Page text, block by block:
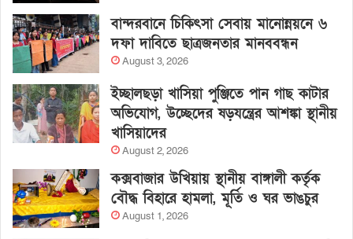
বান্দরবানে চিকিৎসা সেবায় মানোন্নয়নে ৬
দফা দাবিতে ছাত্রজনতার মানববন্ধন
August 3, 2026
ইচ্ছালছড়া খাসিয়া পুঞ্জিতে পান গাছ কাটার
অভিযোগ, উচ্ছেদের ষড়যন্ত্রের আশঙ্কা স্থানীয়
খাসিয়াদের
August 2, 2026
কক্সবাজার উখিয়ায় স্থানীয় বাঙ্গালী কর্তৃক
বৌদ্ধ বিহারে হামলা, মূর্তি ও ঘর ভাঙচুর
August 1, 2026